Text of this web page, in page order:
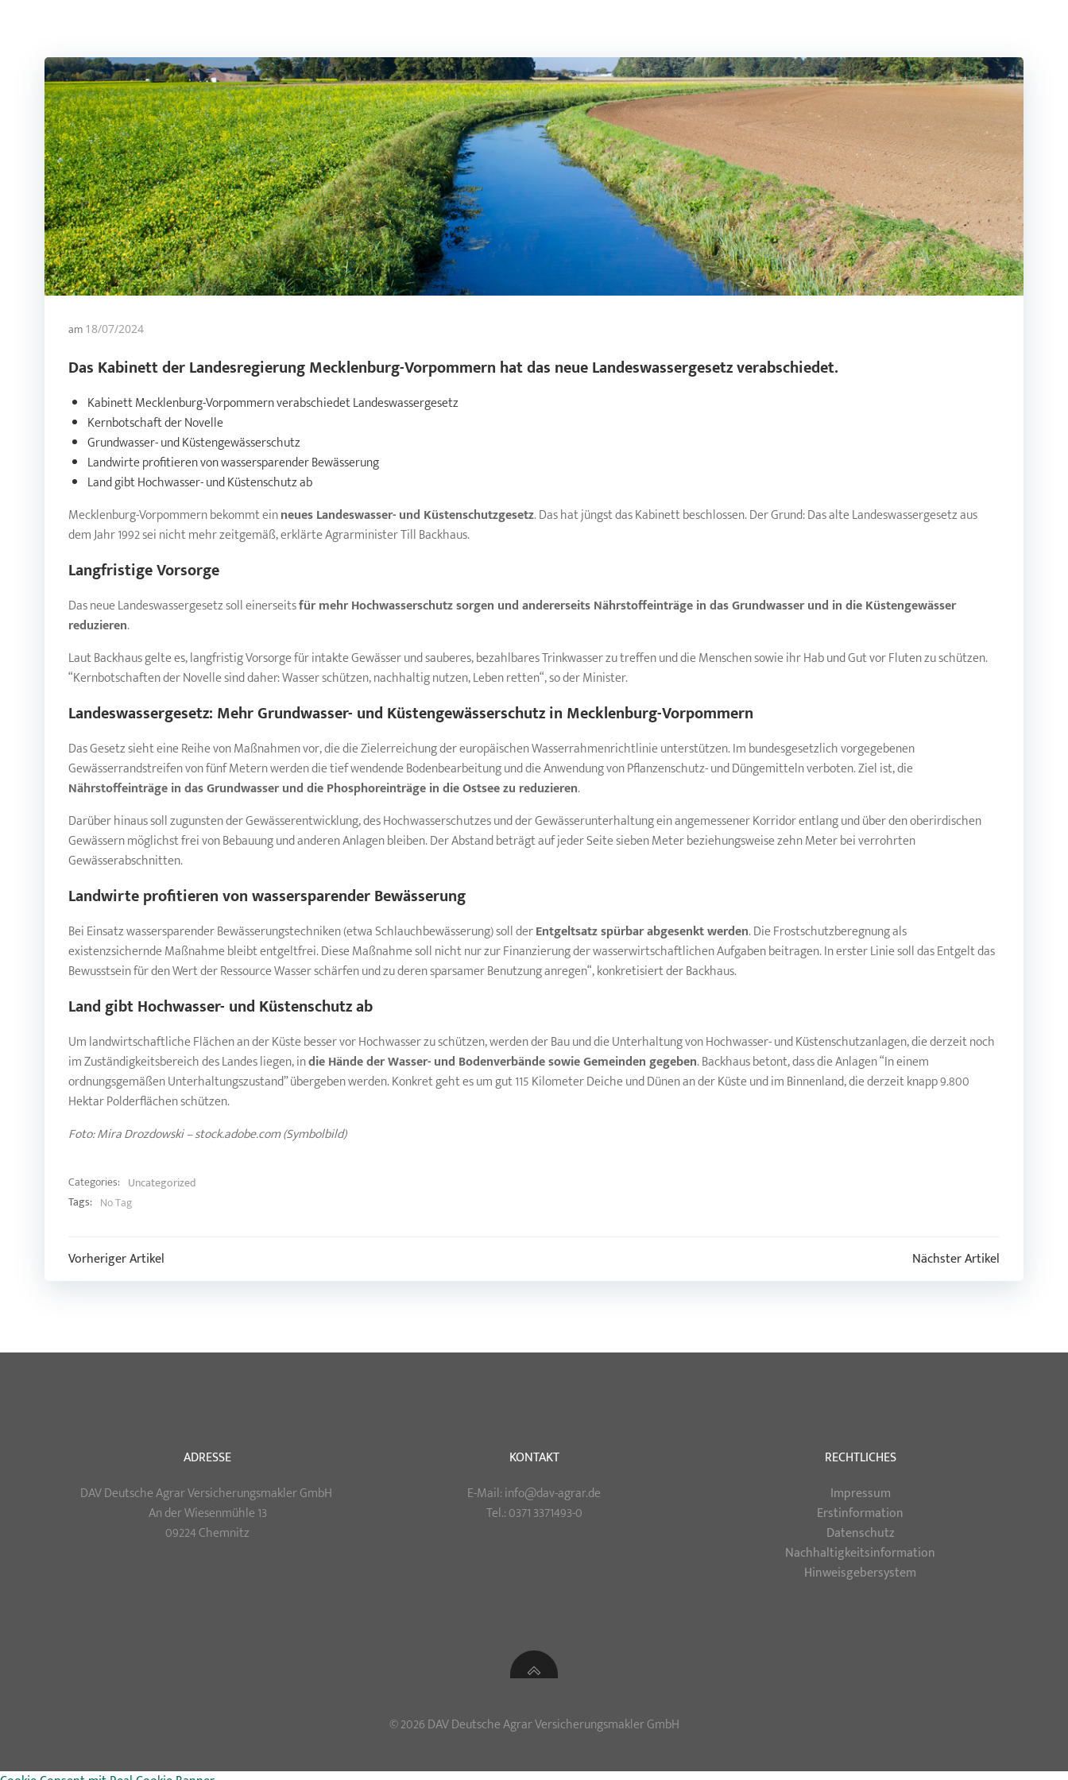
am 18/07/2024
Das Kabinett der LandesregierungMecklenburg-Vorpommern hat das neue Landeswassergesetz verabschiedet.
Kabinett Mecklenburg-Vorpommern verabschiedet Landeswassergesetz
Kernbotschaft der Novelle
Grundwasser- und Küstengewässerschutz
Landwirte profitieren von wassersparender Bewässerung
Land gibt Hochwasser- und Küstenschutz ab
Mecklenburg-Vorpommern bekommt einneues Landeswasser- und Küstenschutzgesetz. Das hat jüngst das Kabinett beschlossen. Der Grund: Das alte Landeswassergesetz aus
dem Jahr 1992 sei nicht mehr zeitgemäß, erklärte Agrarminister Till Backhaus.
Langfristige Vorsorge
Das neue Landeswassergesetz soll einerseitsfür mehr Hochwasserschutz sorgen und andererseits Nährstoffeinträge in das Grundwasser und in die Küstengewässer
reduzieren.
Laut Backhaus gelte es, langfristig Vorsorge für intakte Gewässer und sauberes, bezahlbares Trinkwasser zu treffen und die Menschen sowie ihr Hab und Gut vor Fluten zu schützen.
“Kernbotschaften der Novelle sind daher: Wasser schützen, nachhaltig nutzen, Leben retten“, so der Minister.
Landeswassergesetz: Mehr Grundwasser- und Küstengewässerschutz in Mecklenburg-Vorpommern
Das Gesetz sieht eine Reihe von Maßnahmen vor, die die Zielerreichung der europäischen Wasserrahmenrichtlinie unterstützen. Im bundesgesetzlich vorgegebenen
Gewässerrandstreifen von fünf Metern werden die tief wendende Bodenbearbeitung und die Anwendung von Pflanzenschutz- und Düngemitteln verboten. Ziel ist, die
Nährstoffeinträge in das Grundwasser und die Phosphoreinträge in die Ostsee zu reduzieren.
Darüber hinaus soll zugunsten der Gewässerentwicklung, des Hochwasserschutzes und der Gewässerunterhaltung ein angemessener Korridor entlang und über den oberirdischen
Gewässern möglichst frei von Bebauung und anderen Anlagen bleiben. Der Abstand beträgt auf jeder Seite sieben Meter beziehungsweise zehn Meter bei verrohrten
Gewässerabschnitten.
Landwirte profitieren von wassersparender Bewässerung
Bei Einsatz wassersparender Bewässerungstechniken (etwa Schlauchbewässerung) soll derEntgeltsatz spürbar abgesenkt werden. Die Frostschutzberegnung als
existenzsichernde Maßnahme bleibt entgeltfrei. Diese Maßnahme soll nicht nur zur Finanzierung der wasserwirtschaftlichen Aufgaben beitragen. In erster Linie soll das Entgelt das
Bewusstsein für den Wert der Ressource Wasser schärfen und zu deren sparsamer Benutzung anregen“, konkretisiert der Backhaus.
Land gibt Hochwasser- und Küstenschutz ab
Um landwirtschaftliche Flächen an der Küste besser vor Hochwasser zu schützen, werden der Bau und die Unterhaltung von Hochwasser- und Küstenschutzanlagen, die derzeit noch
im Zuständigkeitsbereich des Landes liegen, indie Hände der Wasser- und Bodenverbände sowie Gemeinden gegeben. Backhaus betont, dass die Anlagen “In einem
ordnungsgemäßen Unterhaltungszustand” übergeben werden. Konkret geht es um gut 115 Kilometer Deiche und Dünen an der Küste und im Binnenland, die derzeit knapp 9.800
Hektar Polderflächen schützen.
Foto: Mira Drozdowski – stock.adobe.com (Symbolbild)
Categories: Uncategorized
Tags: No Tag
Post
Vorheriger Artikel Post Nächster Artikel
ADRESSE
DAV Deutsche Agrar Versicherungsmakler GmbH
An der Wiesenmühle 13
09224 Chemnitz
KONTAKT
E-Mail: info@dav-agrar.de
Tel.: 0371 3371493-0
RECHTLICHES
Impressum
Erstinformation
Datenschutz
Nachhaltigkeitsinformation
Hinweisgebersystem
© 2026 DAV Deutsche Agrar Versicherungsmakler GmbH